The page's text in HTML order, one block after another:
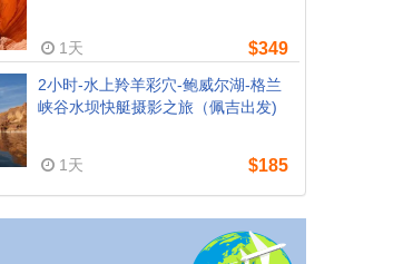
1天 $349
2小时-水上羚羊彩穴-鲍威尔湖-格兰
峡谷水坝快艇摄影之旅（佩吉出发)
1天 $185